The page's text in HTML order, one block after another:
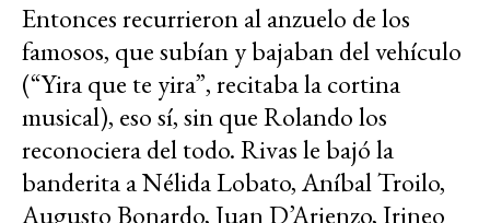
Entonces recurrieron al anzuelo de los
famosos, que subían y bajaban del vehículo
(“Yira que te yira”, recitaba la cortina
musical), eso sí, sin que Rolando los
reconociera del todo. Rivas le bajó la
banderita a Nélida Lobato, Aníbal Troilo,
Augusto Bonardo, Juan D’Arienzo, Irineo